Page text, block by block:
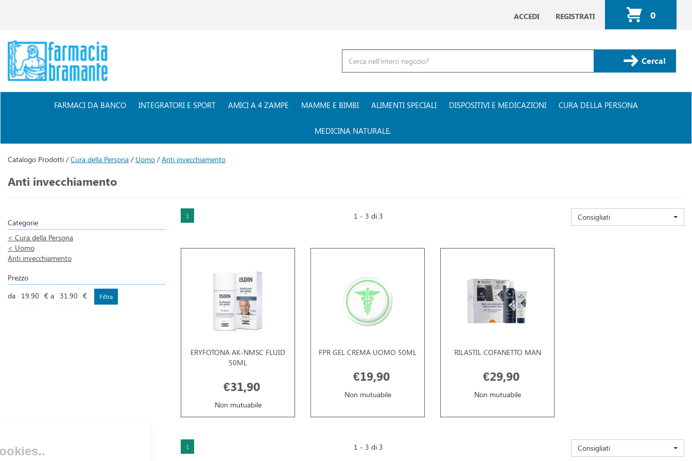
ACCEDI REGISTRATI 0
ARTICOLI
INSERITI
Farmacia
Bramante
Prodotto
Cerca Prodotto
FARMACI DA BANCO INTEGRATORI E SPORT AMICI A 4 ZAMPE MAMME E BIMBI ALIMENTI SPECIALI DISPOSITIVI E MEDICAZIONI CURA DELLA PERSONA
MEDICINA NATURALE
Catalogo Prodotti /Cura della Persona / Uomo /Anti invecchiamento
Anti invecchiamento
Categorie
< Cura della Persona
< Uomo
Anti invecchiamento
Prezzo
filtra
da €
filtra
a €
1 1 - 3 di 3 Consigliati
ERYFOTONA AK-NMSC FLUID
50ML
€31,90
Non mutuabile
FPR GEL CREMA UOMO 50ML
€19,90
Non mutuabile
RILASTIL COFANETTO MAN
€29,90
Non mutuabile
1 1 - 3 di 3 Consigliati